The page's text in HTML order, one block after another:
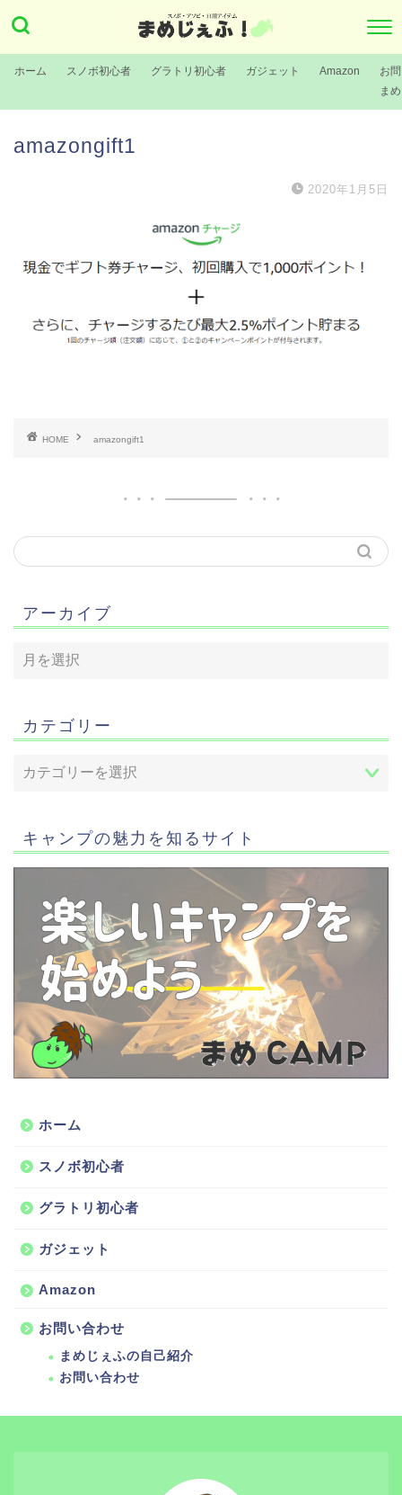
ホーム スノボ初心者 グラトリ初心者 ガジェット Amazon
お
ま
amazongift1
2020年1月5日
HOME amazongift1
アーカイブ
カテゴリー
キャンプの魅力を知るサイト
ホーム
スノボ初心者
グラトリ初心者
ガジェット
Amazon
お問い合わせ
まめじぇふの自己紹介
お問い合わせ